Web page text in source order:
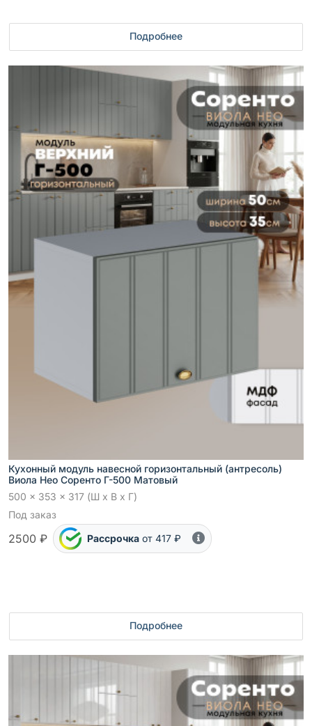
Подробнее
Кухонный модуль навесной горизонтальный (антресоль)
Виола Нео Соренто Г-500 Матовый
500 x 353 x 317 (Ш x В x Г)
Под заказ
2500 ₽ Рассрочка от 417 ₽
Подробнее